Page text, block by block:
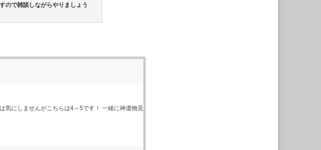
ので雑談しながらやりましょう
気にしませんがこちらは4～5です！ 一緒に神遺物見